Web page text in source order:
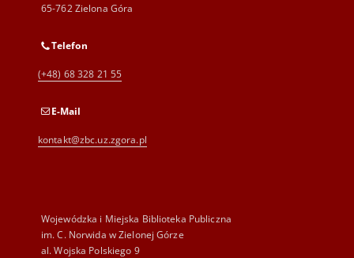
65-762 Zielona Góra
Telefon
(+48) 68 328 21 55
E-Mail
kontakt@zbc.uz.zgora.pl
Wojewódzka i Miejska Biblioteka Publiczna
im. C. Norwida w Zielonej Górze
al. Wojska Polskiego 9